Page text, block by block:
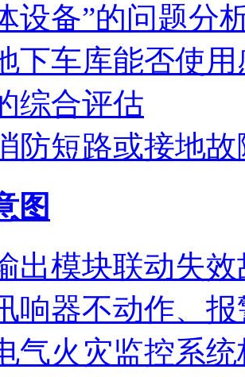
设备”的问题分
下车库能否使
综合评估
防短路或接地
图
出模块联动失效
响器不动作、
气火灾监控系